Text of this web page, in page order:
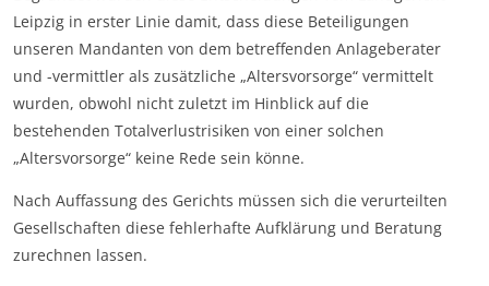
Leipzig in erster Linie damit, dass diese Beteiligungen
unseren Mandanten von dem betreffenden Anlageberater
und -vermittler als zusätzliche „Altersvorsorge“ vermittelt
wurden, obwohl nicht zuletzt im Hinblick auf die
bestehenden Totalverlustrisiken von einer solchen
„Altersvorsorge“ keine Rede sein könne.
Nach Auffassung des Gerichts müssen sich die verurteilten
Gesellschaften diese fehlerhafte Aufklärung und Beratung
zurechnen lassen.